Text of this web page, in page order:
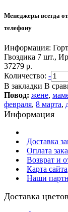
Менеджеры всегда
телефону
Информация:
Гвоздика 7 шт.,
37279 р.
Количество: -
В закладки В
Повод: жене,
февраля, 8 марта,
Информация
Доставка
Оплата
Возврат и
Карта сайта
Наши
Доставка цветов